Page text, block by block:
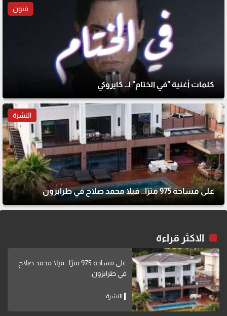
فنون
كلمات أغنية "في الختام" لــ كايروكي
النشرة
على مساحة 975 مترًا.. فيلا محمد صلاح في طرابزون
الاكثر قراءة
على مساحة 975 مترًا.. فيلا محمد صلاح
في طرابزون
النشرة